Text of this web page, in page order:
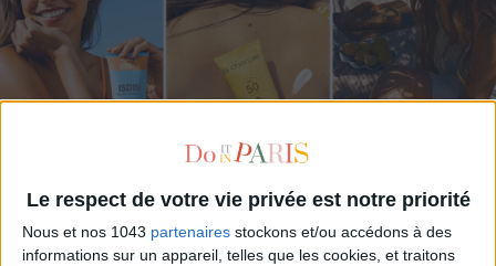
Le respect de votre vie privée est notre priorité
Nous et nos 1043 partenaires stockons et/ou accédons à des
informations sur un appareil, telles que les cookies, et traitons
LES SPF 50 QUI DONNENT ENVIE DE SE TARTINER